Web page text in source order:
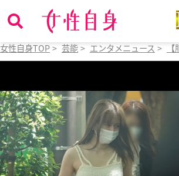
女性自身TOP > 芸能 > エンタメニュース >